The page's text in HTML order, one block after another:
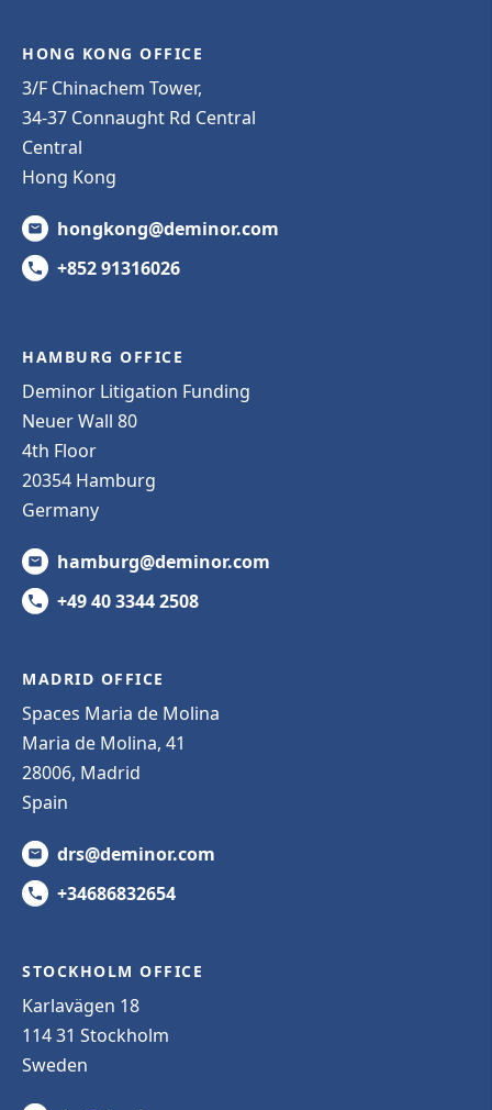
HONG KONG OFFICE
3/F Chinachem Tower,
34-37 Connaught Rd Central
Central
Hong Kong
hongkong@deminor.com
+852 91316026
HAMBURG OFFICE
Deminor Litigation Funding
Neuer Wall 80
4th Floor
20354 Hamburg
Germany
hamburg@deminor.com
+49 40 3344 2508
MADRID OFFICE
Spaces Maria de Molina
Maria de Molina, 41
28006, Madrid
Spain
drs@deminor.com
+34686832654
STOCKHOLM OFFICE
Karlavägen 18
114 31 Stockholm
Sweden